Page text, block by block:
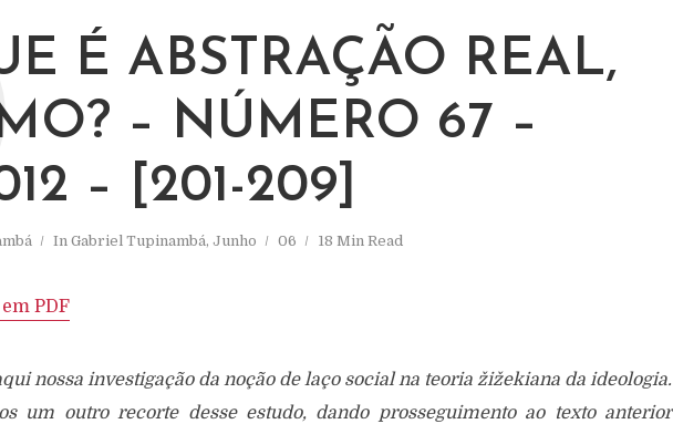
É ABSTRAÇÃO REAL,
– NÚMERO 67 –
– [201-209]
In Gabriel Tupinambá, Junho 06 18 Min Read
PDF
nossa investigação da noção de laço social na teoria žižekiana da ideologia.
um outro recorte desse estudo, dando prosseguimento ao texto anterior